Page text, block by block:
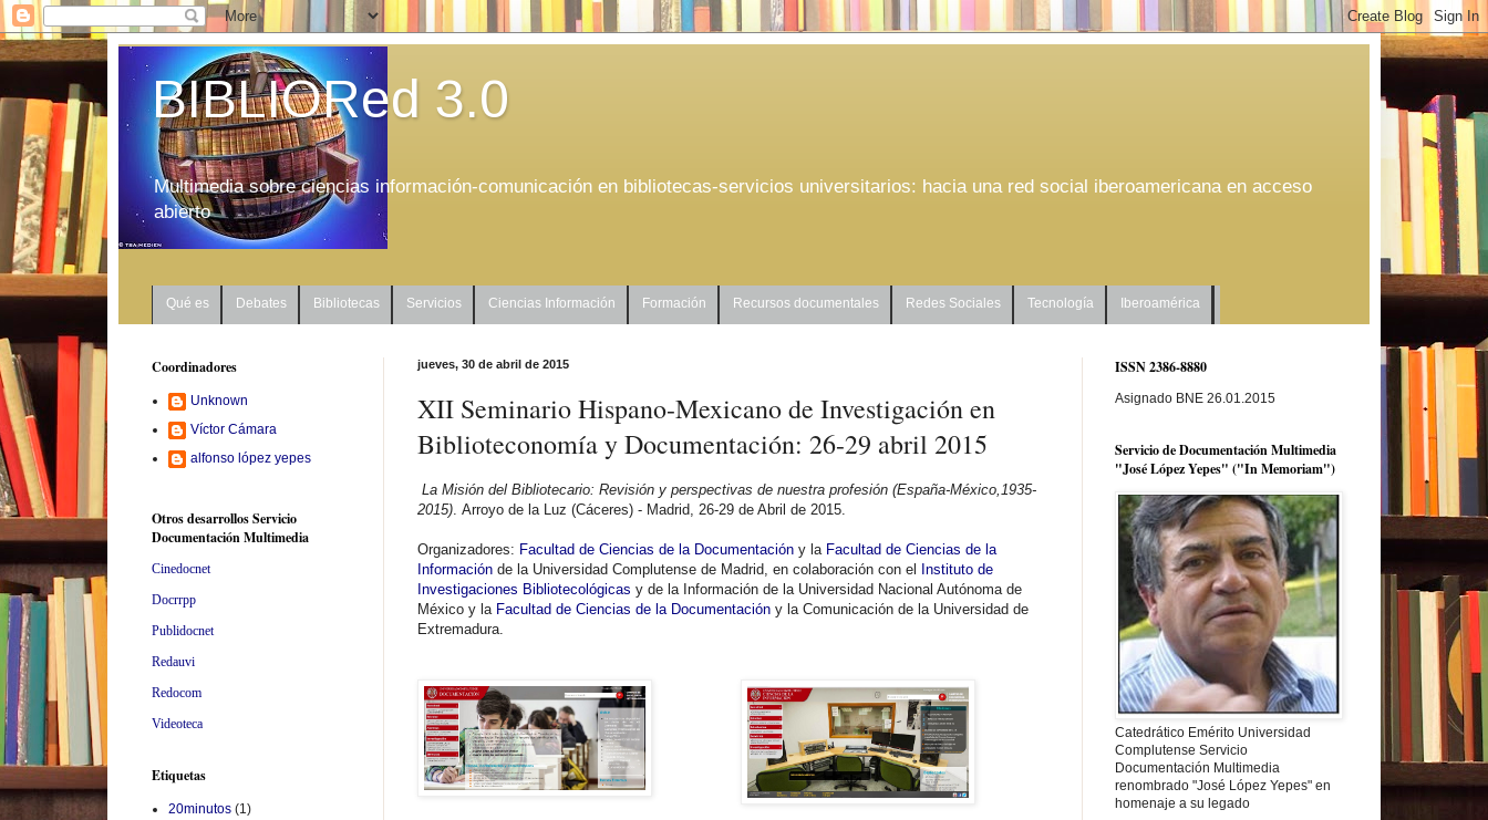
BIBLIORed 3.0
Multimedia sobre ciencias información-comunicación en bibliotecas-servicios universitarios: hacia una red social iberoamericana en acceso
abierto
Qué es Debates Bibliotecas Servicios Ciencias Información Formación Recursos documentales Redes Sociales Tecnología Iberoamérica
jueves, 30 de abril de 2015
XII Seminario Hispano-Mexicano de Investigación en
Biblioteconomía y Documentación: 26-29 abril 2015
La Misión del Bibliotecario: Revisión y perspectivas de nuestra profesión (España-México,1935-
2015) Arroyo de la Luz (Cáceres) - Madrid, 26-29 de Abril de 2015.
Organizadores: Facultad de Ciencias de la Documentación y la Facultad de Ciencias de la
Información de la Universidad Complutense de Madrid, en colaboración con el
Instituto de
Investigaciones Bibliotecológicas y de la Información de la Universidad Nacional Autónoma de
México y la Facultad de Ciencias de la Documentación y la Comunicación de la Universidad de
Extremadura.
Coordinadores
Unknown
Víctor Cámara
alfonso lópez yepes
Otros desarrollos Servicio
Documentación Multimedia
Cinedocnet
Docrrpp
Publidocnet
Redauvi
Redocom
Videoteca
Etiquetas
20minutos (1)
ISSN 2386-8880
Asignado BNE 26.01.2015
Servicio de Documentación Multimedia
"José López Yepes" ("In Memoriam")
Catedrático Emérito Universidad
Complutense Servicio
Documentación Multimedia
renombrado "José López Yepes" en
homenaje a su legado